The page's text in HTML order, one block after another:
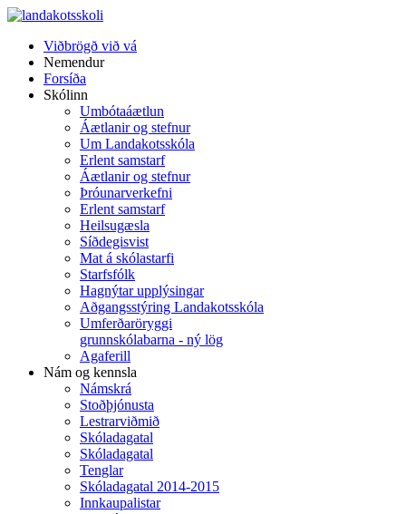
Viðbrögð við vá
Nemendur
Forsíða
Skólinn
Umbótaáætlun
Áætlanir og stefnur
Um Landakotsskóla
Erlent samstarf
Áætlanir og stefnur
Þróunarverkefni
Erlent samstarf
Heilsugæsla
Síðdegisvist
Mat á skólastarfi
Starfsfólk
Hagnýtar upplýsingar
Aðgangsstýring Landakotsskóla
Umferðaröryggi
grunnskólabarna - ný lög
Agaferill
Nám og kennsla
Námskrá
Stoðþjónusta
Lestrarviðmið
Skóladagatal
Skóladagatal
Tenglar
Skóladagatal 2014-2015
Innkaupalistar